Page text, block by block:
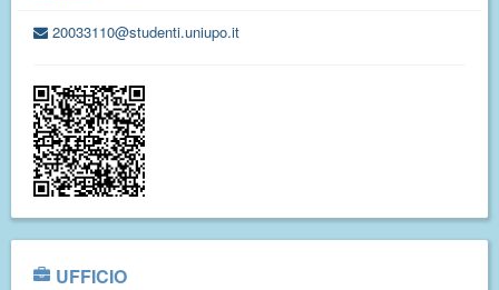
20033110@studenti.uniupo.it
UFFICIO